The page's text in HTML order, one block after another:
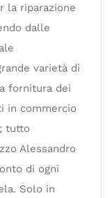
la riparazione
dalle
varietà di
fornitura dei
in commercio
tutto
Alessandro
di ogni
Solo in